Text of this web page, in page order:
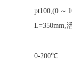
pt100,(0
L=350mm,
0-200℃